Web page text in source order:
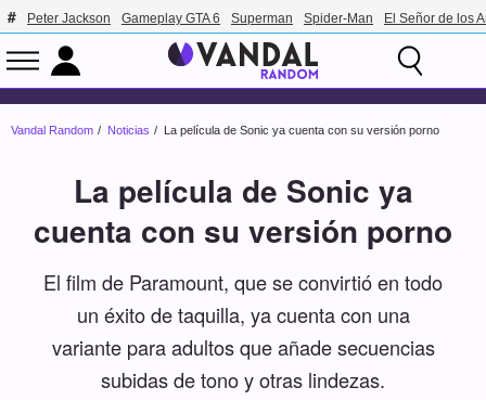
Peter Jackson Gameplay GTA 6 Superman Spider-Man El Señor de los
Vandal Random Noticias La película de Sonic ya cuenta con su versión porno
La película de Sonic ya
cuenta con su versión porno
El film de Paramount, que se convirtió en todo
un éxito de taquilla, ya cuenta con una
variante para adultos que añade secuencias
subidas de tono y otras lindezas.